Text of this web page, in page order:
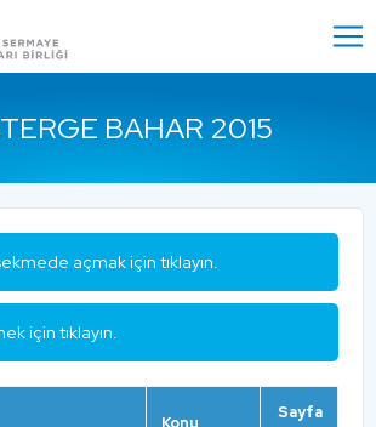
BAHAR 2015
açmak için tıklayın.
için tıklayın.
Sayfa